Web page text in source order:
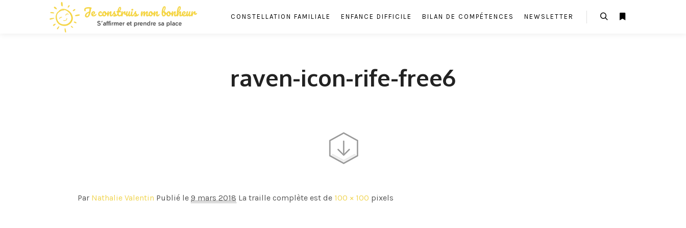
CONSTELLATION FAMILIALE ENFANCE DIFFICILE BILAN DE COMPÉTENCES
NEWSLETTER
raven-icon-rife-free6
Par Nathalie Valentin Publié le 9 mars 2018 La traille complète est de 100 × 100 pixels